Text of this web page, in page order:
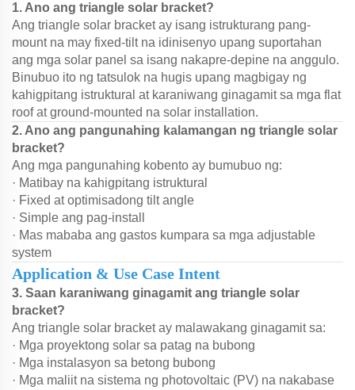
1. Ano ang triangle solar bracket?
Ang triangle solar bracket ay isang istrukturang pang-
mount na may fixed-tilt na idinisenyo upang suportahan
ang mga solar panel sa isang nakapre-depine na anggulo.
Binubuo ito ng tatsulok na hugis upang magbigay ng
kahigpitang istruktural at karaniwang ginagamit sa mga flat
roof at ground-mounted na solar installation.
2. Ano ang pangunahing kalamangan ng triangle solar
bracket?
Ang mga pangunahing kobento ay bumubuo ng:
· Matibay na kahigpitang istruktural
· Fixed at optimisadong tilt angle
· Simple ang pag-install
· Mas mababa ang gastos kumpara sa mga adjustable
system
Application & Use Case Intent
3. Saan karaniwang ginagamit ang triangle solar
bracket?
Ang triangle solar bracket ay malawakang ginagamit sa:
· Mga proyektong solar sa patag na bubong
· Mga instalasyon sa betong bubong
· Mga maliit na sistema ng photovoltaic (PV) na nakabase